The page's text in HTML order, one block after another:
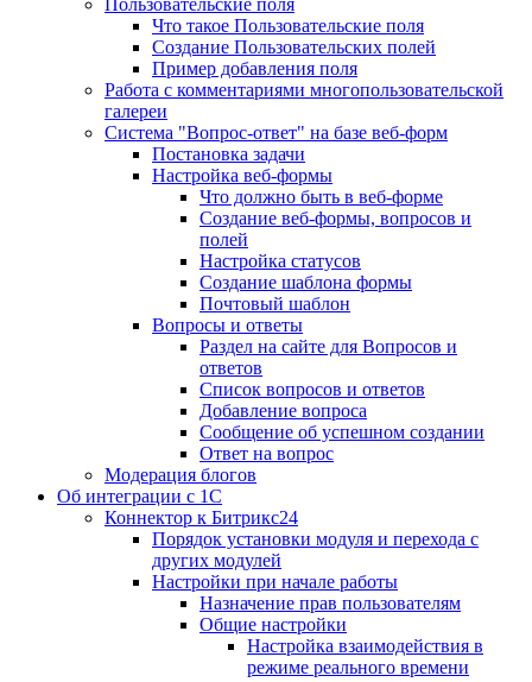
Пользовательские поля
Что такое Пользовательские поля
Создание Пользовательских полей
Пример добавления поля
Работа с комментариями многопользовательской
галереи
Система "Вопрос-ответ" на базе веб-форм
Постановка задачи
Настройка веб-формы
Что должно быть в веб-форме
Создание веб-формы, вопросов и
полей
Настройка статусов
Создание шаблона формы
Почтовый шаблон
Вопросы и ответы
Раздел на сайте для Вопросов и
ответов
Список вопросов и ответов
Добавление вопроса
Сообщение об успешном создании
Ответ на вопрос
Модерация блогов
Об интеграции с 1С
Коннектор к Битрикс24
Порядок установки модуля и перехода с
других модулей
Настройки при начале работы
Назначение прав пользователям
Общие настройки
Настройка взаимодействия в
режиме реального времени